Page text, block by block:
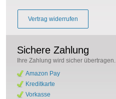
Vertrag widerrufen
Sichere Zahlung
Ihre Zahlung wird sicher übertragen.
Amazon Pay
Kreditkarte
Vorkasse